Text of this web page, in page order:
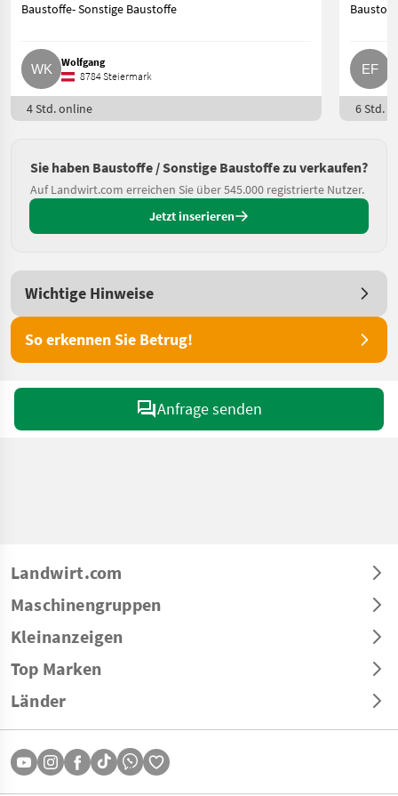
Baustoffe- Sonstige Baustoffe
Wolfgang
8784 Steiermark
4 Std. online 6 Std.
Sie haben Baustoffe / Sonstige Baustoffe zu verkaufen?
Auf Landwirt.com erreichen Sie über 545.000 registrierte Nutzer.
Jetzt inserieren
Wichtige Hinweise
So erkennen Sie Betrug!
Anfrage senden
Landwirt.com
Maschinengruppen
Kleinanzeigen
Top Marken
Länder